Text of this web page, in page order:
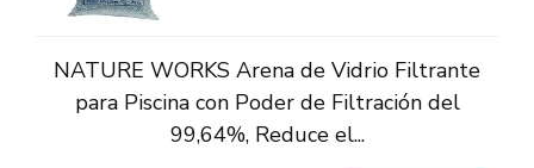
NATURE WORKS Arena de Vidrio Filtrante
para Piscina con Poder de Filtración del
99,64%, Reduce el...